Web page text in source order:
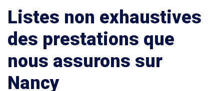
Listes non exhaustives
des prestations que
nous assurons sur
Nancy